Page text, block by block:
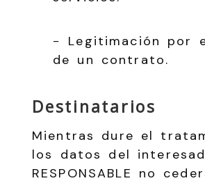
− Legitimación por
de un contrato.
Destinatarios
Mientras dure el
los datos del
RESPONSABLE no